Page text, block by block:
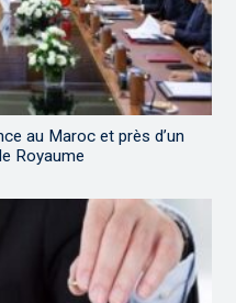
au Maroc et près d’un
Royaume